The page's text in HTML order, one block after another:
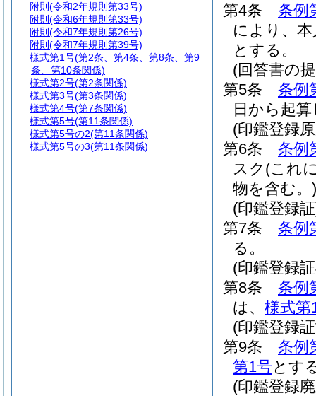
第4条
条例
により、
とする。
(回答書の
第5条
条例
日から起
(印鑑登録
第6条
条例
スク (これ
物を含む。)
(印鑑登録
第7条
条例
る。
(印鑑登録
第8条
条例
は、 様式第
(印鑑登録
第9条
条例
第1号とす
(印鑑登録
附則 (令和2年規則第33号)
附則 (令和6年規則第33号)
附則 (令和7年規則第26号)
附則 (令和7年規則第39号)
様式第1号(第2条、第4条、第8条、第9
条、第10条関係)
様式第2号(第2条関係)
様式第3号(第3条関係)
様式第4号(第7条関係)
様式第5号(第11条関係)
様式第5号の2(第11条関係)
様式第5号の3(第11条関係)